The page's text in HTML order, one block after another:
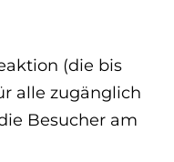
(die bis
alle zugänglich
Besucher am